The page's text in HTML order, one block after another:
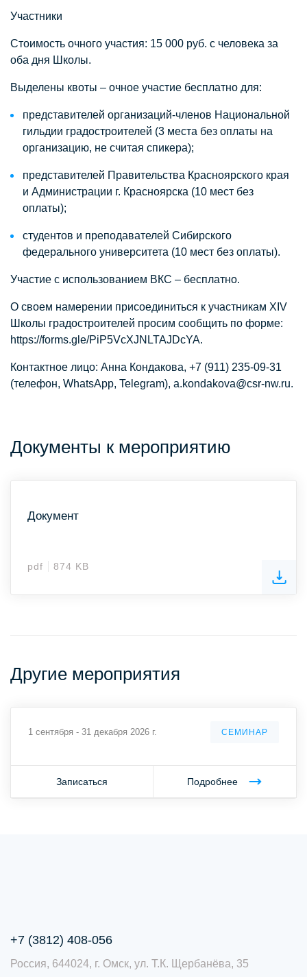
Участники
Стоимость очного участия: 15 000 руб. с человека за
оба дня Школы.
Выделены квоты – очное участие бесплатно для:
представителей организаций-членов Национальной
гильдии градостроителей (3 места без оплаты на
организацию, не считая спикера);
представителей Правительства Красноярского края
и Администрации г. Красноярска (10 мест без
оплаты);
студентов и преподавателей Сибирского
федерального университета (10 мест без оплаты).
Участие с использованием ВКС – бесплатно.
О своем намерении присоединиться к участникам XIV
Школы градостроителей просим сообщить по форме:
https://forms.gle/PiP5VcXJNLTAJDcYA.
Контактное лицо: Анна Кондакова, +7 (911) 235-09-31
(телефон, WhatsApp, Telegram), a.kondakova@csr-nw.ru.
Документы к мероприятию
Документ
pdf 874 KB
Другие мероприятия
1 сентября - 31 декабря 2026 г. СЕМИНАР
Записаться Подробнее
+7 (3812) 408-056
Россия, 644024, г. Омск, ул. Т.К. Щербанёва, 35